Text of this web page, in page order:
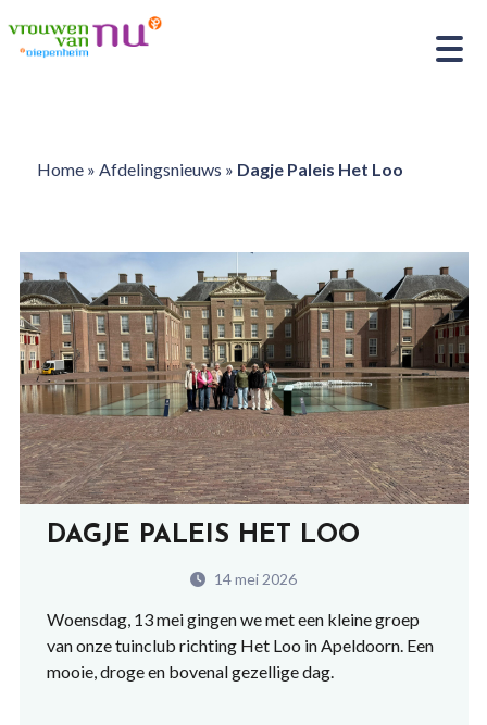
Home» Afdelingsnieuws » Dagje Paleis Het Loo
DAGJE PALEIS HET LOO
14 mei 2026
Woensdag, 13 mei gingen we met een kleine groep
van onze tuinclub richting Het Loo in Apeldoorn. Een
mooie, droge en bovenal gezellige dag.